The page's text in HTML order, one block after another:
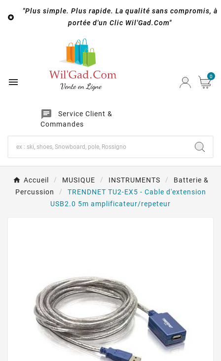

"Plus simple. Plus rapide. La qualité sans compromis, à
portée d'un Clic Wil'Gad.Com"

chat
Service Client &
Commandes
0
Accueil MUSIQUE INSTRUMENTS
Batterie &
Percussion
TRENDNET TU2-EX5 - Cable d'extension
USB2.0 5m amplificateur/repeteur